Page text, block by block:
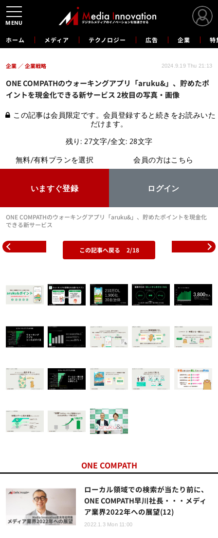
ホーム メディア テクノロジー 広告 企業 特
ONE COMPATHのウォーキングアプリ「aruku&」、貯めたポ
イントを現金化できる新サービス 2枚目の写真・画像
企業 企業戦略 2024.9.19 Thu 21:13
この記事は会員限定です。会員登録すると続きをお読みいた
だけます。
残り: 27文字/全文: 28文字
無料/有料プランを選択
いますぐ登録
会員の方はこちら
ログイン
ONE COMPATHのウォーキングアプリ「aruku&」、貯めたポイントを現金化
できる新サービス
この記事へ戻る 2/18
ONE COMPATH
ローカル領域での検索が当たり前に、
ONE COMPATH早川社長・・・メディ
ア業界2022年への展望(12)
2022.1.3 Mon 11:00
MENU